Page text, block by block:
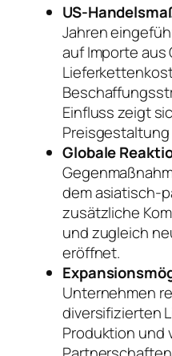
US-
Jahren
auf Importe aus
Einfluss zeigt
Globale
dem asiatisch-
zusätzliche
und zugleich
eröffnet.
Unternehmen
diversifizierten
Produktion und